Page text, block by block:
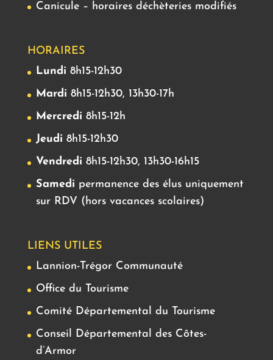
Canicule – horaires déchèteries modifiés
HORAIRES
Lundi 8h15-12h30
Mardi 8h15-12h30, 13h30-17h
Mercredi 8h15-12h
Jeudi 8h15-12h30
Vendredi 8h15-12h30, 13h30-16h15
Samedi permanence des élus uniquement
sur RDV (hors vacances scolaires)
LIENS UTILES
Lannion-Trégor Communauté
Office du Tourisme
Comité Départemental du Tourisme
Conseil Départemental des Côtes-
d’Armor